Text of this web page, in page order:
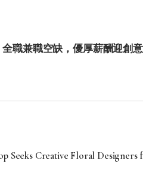
職兼職空缺，優厚薪酬迎創
Seeks Creative Floral